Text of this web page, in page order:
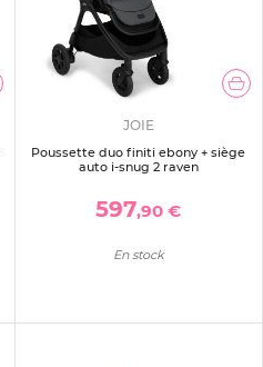
JOIE
Poussette duo finiti ebony + siège
auto i-snug 2 raven
597,90 €
En stock